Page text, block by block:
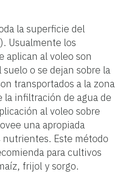
la superficie del
Usualmente los
aplican al voleo son
o se dejan sobre la
transportados a la zona
la infiltración de agua de
al voleo sobre
una apropiada
Este método
para cultivos
frijol y sorgo.